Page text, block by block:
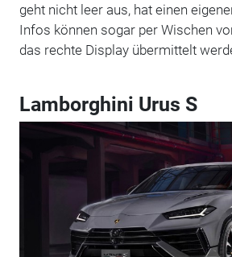
geht nicht leer aus, hat einen
Infos können sogar per Wischen
das rechte Display übermittelt
Lamborghini Urus S